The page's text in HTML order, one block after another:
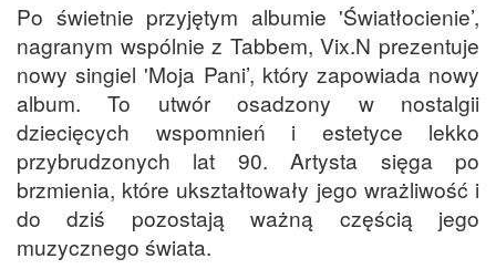
Po świetnie przyjętym albumie 'Światłocienie’,
nagranym wspólnie z Tabbem, Vix.N prezentuje
nowy singiel 'Moja Pani’, który zapowiada nowy
album. To utwór osadzony w nostalgii
dziecięcych wspomnień i estetyce lekko
przybrudzonych lat 90. Artysta sięga po
brzmienia, które ukształtowały jego wrażliwość i
do dziś pozostają ważną częścią jego
muzycznego świata.